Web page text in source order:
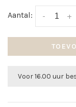
Aantal: +
-
Voor 16.00 uur